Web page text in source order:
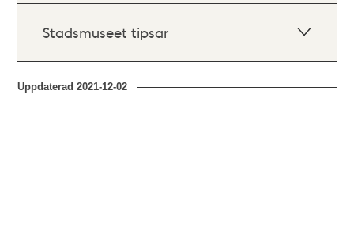
Stadsmuseet tipsar
Uppdaterad2021-12-02